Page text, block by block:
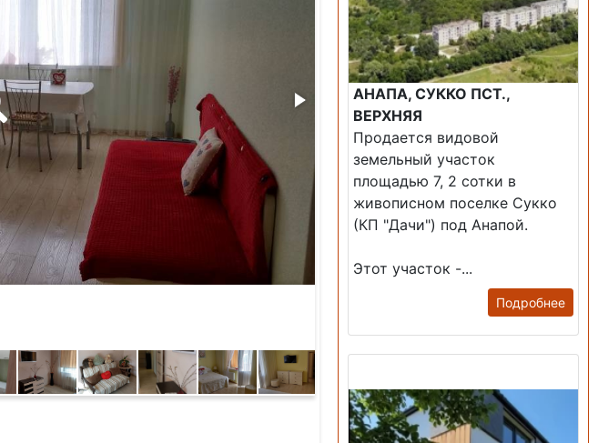
АНАПА, СУККО ПСТ.,
ВЕРХНЯЯ
Продается видовой
земельный участок
площадью 7, 2 сотки в
живописном поселке Сукко
(КП "Дачи") под Анапой.
Этот участок -...
Подробнее